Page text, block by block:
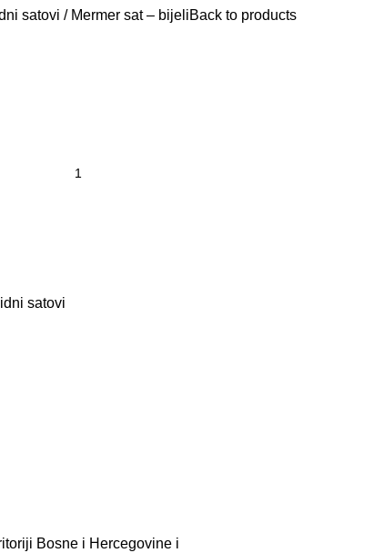
satovi Mermer sat – bijeliBack to products
satovi
Bosne i Hercegovine i